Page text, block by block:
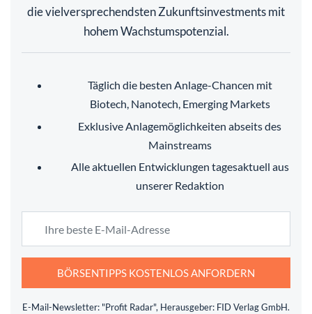
die vielversprechendsten Zukunftsinvestments mit
hohem Wachstumspotenzial.
Täglich die besten Anlage-Chancen mit
Biotech, Nanotech, Emerging Markets
Exklusive Anlagemöglichkeiten abseits des
Mainstreams
Alle aktuellen Entwicklungen tagesaktuell aus
unserer Redaktion
BÖRSENTIPPS KOSTENLOS ANFORDERN
E-Mail-Newsletter: "Profit Radar", Herausgeber: FID Verlag GmbH.